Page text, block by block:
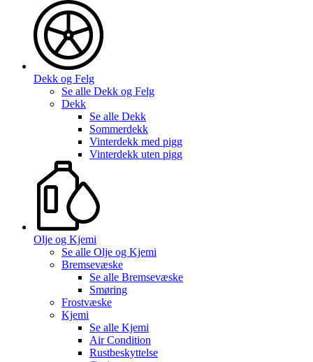
Dekk og Felg
Se alle Dekk og Felg
Dekk
Se alle Dekk
Sommerdekk
Vinterdekk med pigg
Vinterdekk uten pigg
Olje og Kjemi
Se alle Olje og Kjemi
Bremsevæske
Se alle Bremsevæske
Smøring
Frostvæske
Kjemi
Se alle Kjemi
Air Condition
Rustbeskyttelse